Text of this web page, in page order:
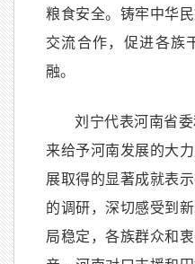
粮食安全。铸牢中华
交流合作，促进各族
融。
刘宁代表河南省
来给予河南发展的大
展取得的显著成就表
的调研，深切感受到
局稳定，各族群众和